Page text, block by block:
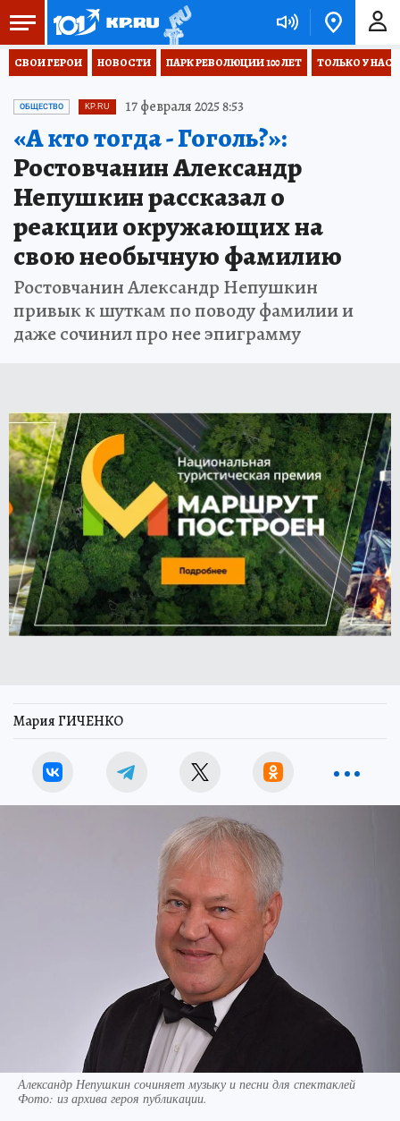
СВОИ ГЕРОИ НОВОСТИ ПАРК РЕВОЛЮЦИИ 100 ЛЕТ ТОЛЬКО У НАС
ОБЩЕСТВО KP.RU 17 февраля 2025 8:53
«А кто тогда - Гоголь?»:
Ростовчанин Александр
Непушкин рассказал о
реакции окружающих на
свою необычную фамилию
Ростовчанин Александр Непушкин
привык к шуткам по поводу фамилии и
даже сочинил про нее эпиграмму
Мария ГИЧЕНКО
Александр Непушкин сочиняет музыку и песни для спектаклей
Фото: из архива героя публикации.